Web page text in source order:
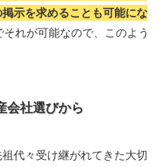
示を求めることも可能にな
れが可能なので、このよう
会社選びから
代々受け継がれてきた大切